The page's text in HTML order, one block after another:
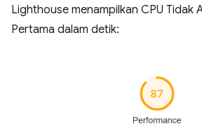
Lighthouse menampilkan CPU Tidak
Pertama dalam detik: